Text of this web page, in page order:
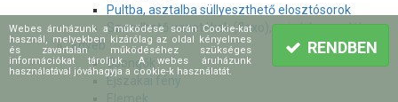
Webes áruházunk a működése során Cookie-kat
használ, melyekben kizárólag az oldal kényelmes
és zavartalan működéséhez szükséges
információkat tároljuk. A webes áruházunk
használatával jóváhagyja a cookie-k használatát.
RENDBEN
Pultba, asztalba süllyeszthető elosztósorok
Szerelhető vezetékek (flexo), zsinórkapcsolók
Egyéb
Csengők
Éjszakai fény